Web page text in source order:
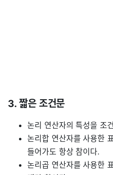
3. 짧은 조건문
논리 연산자의 특성을 조
논리합 연산자를 사용한
들어가도 항상 참이다.
논리곱 연산자를 사용한